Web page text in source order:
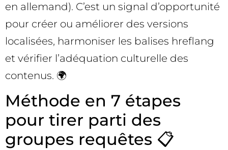
en allemand). C’est un signal d’opportunité
pour créer ou améliorer des versions
localisées, harmoniser les balises hreflang
et vérifier l’adéquation culturelle des
contenus. 🌍
Méthode en 7 étapes
pour tirer parti des
groupes requêtes 📋